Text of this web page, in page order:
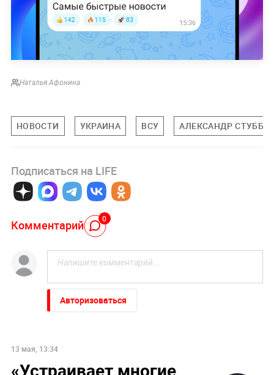
Наталья Афонина
НОВОСТИ УКРАИНА ВСУ АЛЕКСАНДР СТУББ
Подписаться на LIFE
Комментарий 0
Авторизоваться
13 мая, 13:34
«Устраивает многие